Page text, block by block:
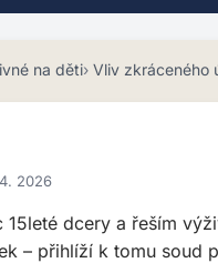
na děti Vliv zkráceného
2026
15leté dcery a řeším
– přihlíží k tomu soud